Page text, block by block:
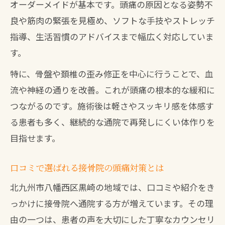
女性に多い頭痛と接骨院の優しい対応と
は
セリング
女性目線で語る接骨院施術のメリット紹
介
肩こり・首こり起因の頭痛に接骨院が有効な
理由
由
首こりと頭痛を和らげる接骨院の施術法
整骨院が提案する肩こり・頭痛改善の流
オーダーメイドが基本です。頭痛の原因となる姿勢不
良や筋肉の緊張を見極め、ソフトな手技やストレッチ
指導、生活習慣のアドバイスまで幅広く対応していま
す。
特に、骨盤や頚椎の歪み修正を中心に行うことで、血
流や神経の通りを改善。これが頭痛の根本的な緩和に
つながるのです。施術後は軽さやスッキリ感を体感す
る患者も多く、継続的な通院で再発しにくい体作りを
目指せます。
口コミで選ばれる接骨院の頭痛対策とは
北九州市八幡西区黒崎の地域では、口コミや紹介をき
っかけに接骨院へ通院する方が増えています。その理
由の一つは、患者の声を大切にした丁寧なカウンセリ